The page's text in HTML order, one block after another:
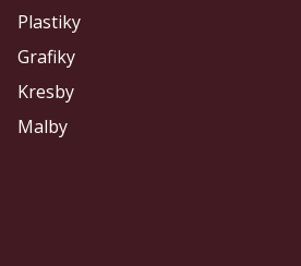
Plastiky
Grafiky
Kresby
Malby